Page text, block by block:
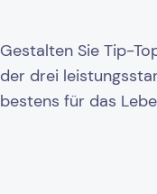
Gestalten Sie Tip-
der drei
bestens für das